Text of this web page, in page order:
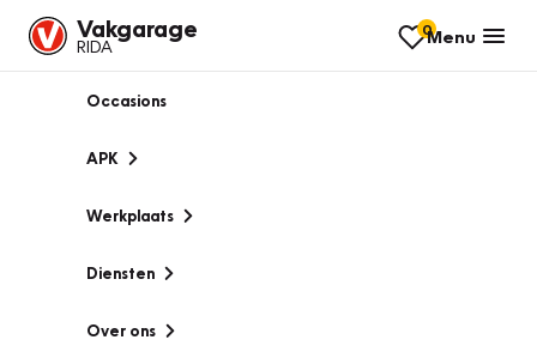
Vakgarage
RIDA
0Menu
Occasions
APK
Werkplaats
Diensten
Over ons